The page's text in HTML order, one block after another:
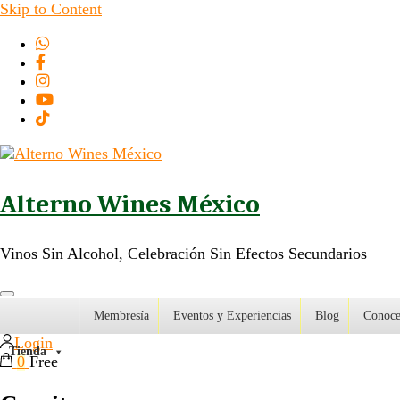
Skip to Content
Alterno Wines México
Vinos Sin Alcohol, Celebración Sin Efectos Secundarios
Tienda
Membresía Eventos y Experiencias Blog
Login
0 Free